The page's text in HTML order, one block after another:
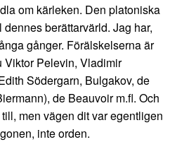
om kärleken. Den platoniska
berättarvärld. Jag har,
gånger. Förälskelserna är
Viktor Pelevin, Vladimir
Södergarn, Bulgakov, de
de Beauvoir m.fl. Och
men vägen dit var egentligen
inte orden.